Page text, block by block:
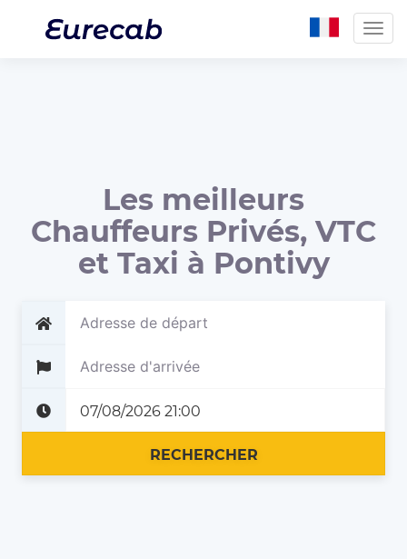
Les meilleurs
Chauffeurs Privés, VTC
et Taxi à Pontivy
RECHERCHER